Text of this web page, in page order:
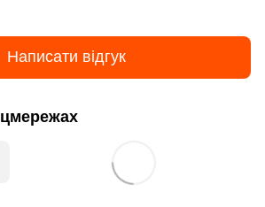
Написати відгук